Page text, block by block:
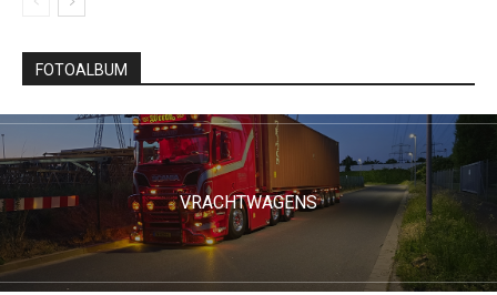
FOTOALBUM
VRACHTWAGENS